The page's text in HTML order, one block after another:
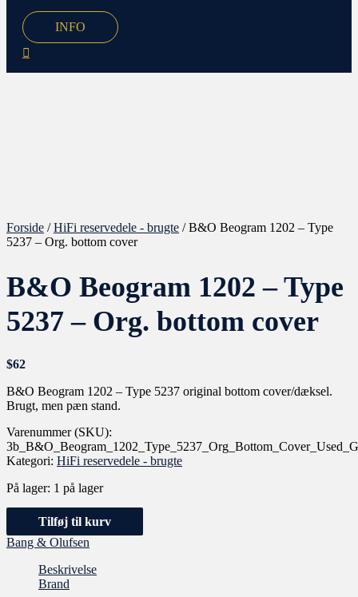
INFO
Forside /HiFi reservedele - brugte / B&O Beogram 1202 – Type
5237 – Org. bottom cover
B&O Beogram 1202 – Type
5237 – Org. bottom cover
$62
B&O Beogram 1202 – Type 5237 original bottom cover/dæksel.
Brugt, men pæn stand.
Varenummer (SKU):
Kategori: HiFi reservedele - brugte
På lager: 1 på lager
Tilføj til kurv
Bang & Olufsen
Beskrivelse
Brand